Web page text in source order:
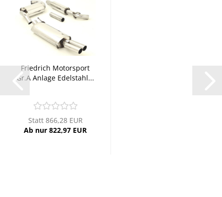
Friedrich Motorsport
Gr.A Anlage Edelstahl...
Statt 866,28 EUR
Ab nur 822,97 EUR